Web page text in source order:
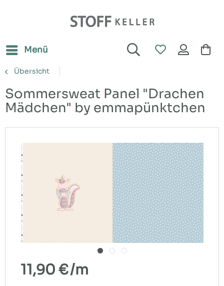
Menü
Übersicht
Sommersweat Panel "Drachen
Mädchen" by emmapünktchen
11,90 €/m